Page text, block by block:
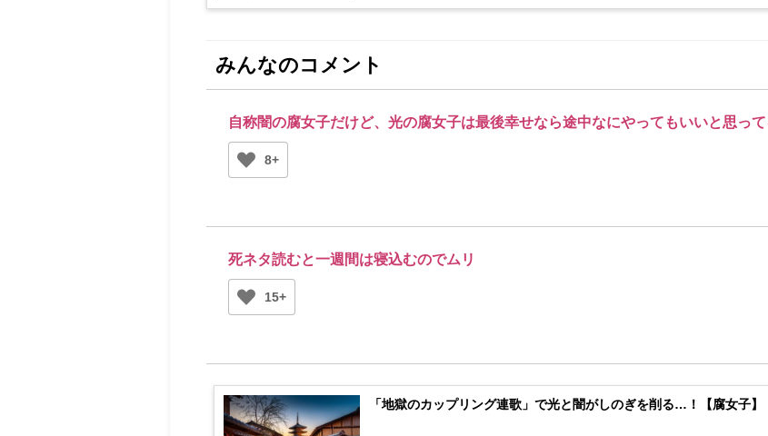
みんなのコメント
自称闇の腐女子だけど、光の腐女子は最後幸せなら途中なにやってもいいと思っ
8+
死ネタ読むと一週間は寝込むのでムリ
15+
「地獄のカップリング連歌」で光と闇がしのぎを削る…！【腐女子】